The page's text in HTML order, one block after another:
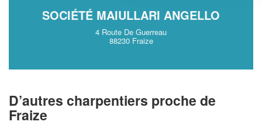
SOCIÉTÉ MAIULLARI ANGELLO
4 Route De Guerreau
88230 Fraize
D’autres charpentiers proche de
Fraize